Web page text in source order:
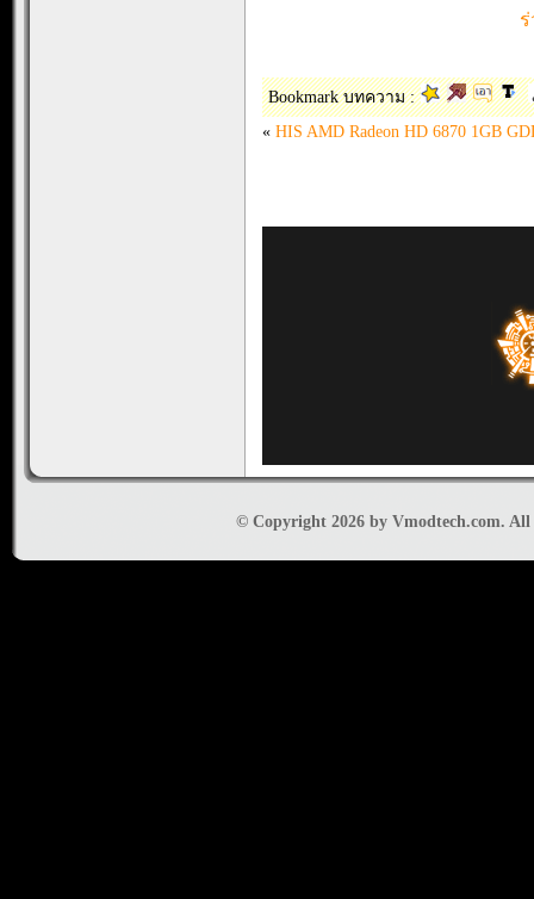
Bookmark บทความ :
« HIS AMD Radeon HD 6870 1GB
© Copyright 2026 by Vmodtech.com.